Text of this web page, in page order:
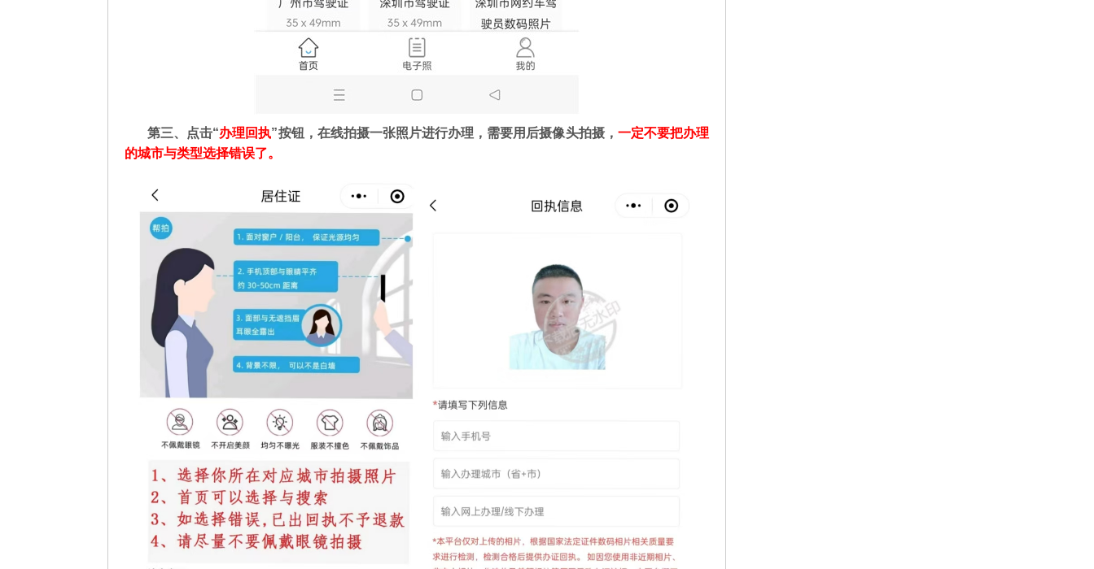
第三、点击“办理回执”按钮，在线拍摄一张照片进行办理，需要用后摄像头拍摄， 一定不要把办理
的城市与类型选择错误了。